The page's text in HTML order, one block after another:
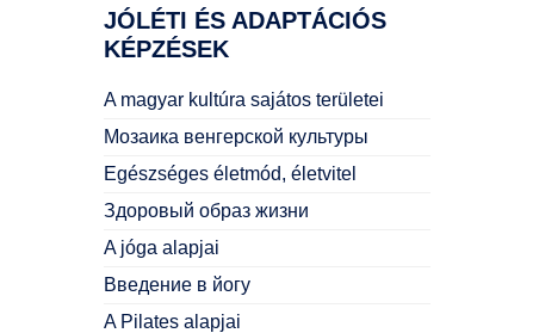
JÓLÉTI ÉS ADAPTÁCIÓS
KÉPZÉSEK
A magyar kultúra sajátos területei
Мозаика венгерской культуры
Egészséges életmód, életvitel
Здоровый образ жизни
A jóga alapjai
Введение в йогу
A Pilates alapjai